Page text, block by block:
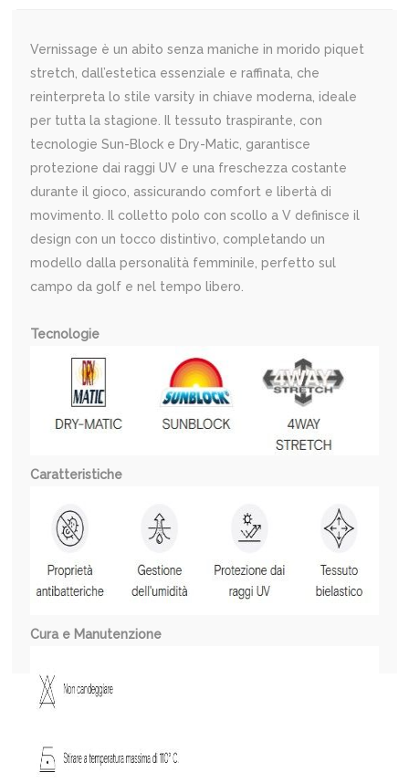
Vernissage è un abito senza maniche in morido piquet
stretch, dall’estetica essenziale e raffinata, che
reinterpreta lo stile varsity in chiave moderna, ideale
per tutta la stagione. Il tessuto traspirante, con
tecnologie Sun-Block e Dry-Matic, garantisce
protezione dai raggi UV e una freschezza costante
durante il gioco, assicurando comfort e libertà di
movimento. Il colletto polo con scollo a V definisce il
design con un tocco distintivo, completando un
modello dalla personalità femminile, perfetto sul
campo da golf e nel tempo libero.
Tecnologie
Caratteristiche
Cura e Manutenzione